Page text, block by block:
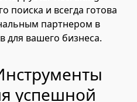
поиска и всегда готова
партнером в
для вашего бизнеса.
успешной